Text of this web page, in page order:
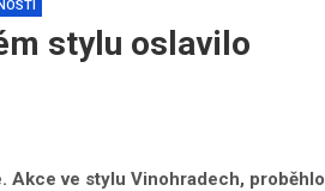
stylu oslavilo
Akce ve stylu Vinohradech, proběhlo